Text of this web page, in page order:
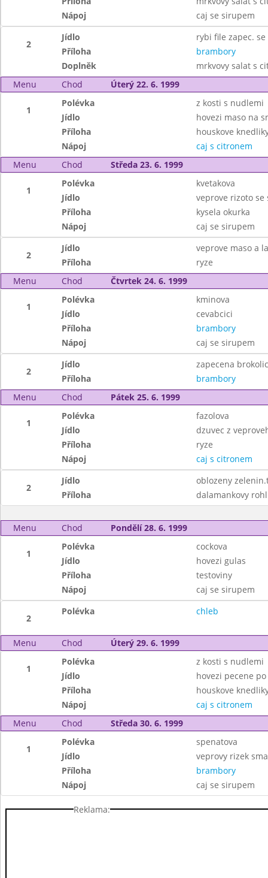
Nápoj
caj se sirupem
2
Jídlo
rybi file zapec.
Příloha
brambory
Doplněk
mrkvovy salat s
Menu
Chod Úterý 22. 6. 1999
1
Polévka
z kosti s nudlemi
Jídlo
hovezi maso na
Příloha
houskove
Nápoj
caj s citronem
Menu
Chod Středa 23. 6. 1999
1
Polévka
kvetakova
Jídlo
veprove rizoto se
Příloha
kysela okurka
Nápoj
caj se sirupem
2
Jídlo
veprove maso a
Příloha
ryze
Menu
Chod Čtvrtek 24. 6. 1999
1
Polévka
kminova
Jídlo
cevabcici
Příloha
brambory
Nápoj
caj se sirupem
2
Jídlo
zapecena
Příloha
brambory
Menu
Chod Pátek 25. 6. 1999
1
Polévka
fazolova
Jídlo
dzuvec z
Příloha
ryze
Nápoj
caj s citronem
2
Jídlo
oblozeny
Příloha
dalamankovy
Menu Chod Pondělí 28. 6. 1999
1
Polévka
cockova
Jídlo
hovezi gulas
Příloha
testoviny
Nápoj
caj se sirupem
2
Polévka chleb
Menu Chod Úterý 29. 6. 1999
1
Polévka
z kosti s nudlemi
Jídlo
hovezi pecene
Příloha
houskove
Nápoj
caj s citronem
Menu
Chod Středa 30. 6. 1999
1
Polévka
spenatova
Jídlo
veprovy rizek
Příloha
brambory
Nápoj
caj se sirupem
Reklama: